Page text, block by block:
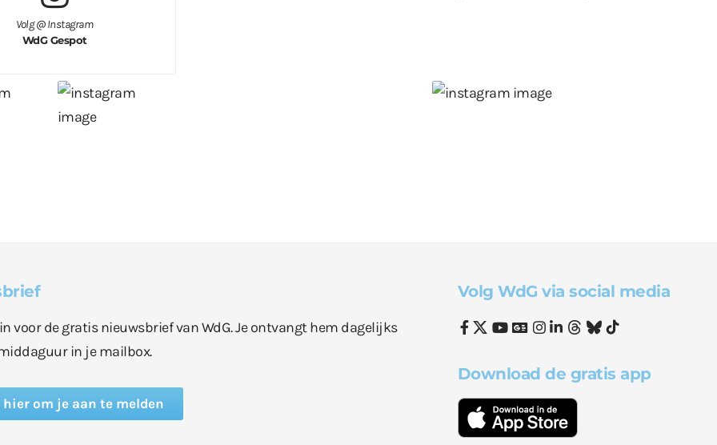
Volg @ Instagram
WdG Gespot
voor de gratis nieuwsbrief van WdG. Je ontvangt hem dagelijks
in je mailbox.
om je aan te melden
Volg WdG via social media
Download de gratis app